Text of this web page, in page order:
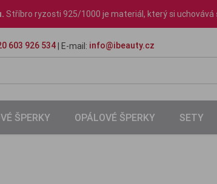
Stříbro ryzosti 925/1000 je materiál, který si
603 926 534| E-mail: info@ibeauty.cz
ŠPERKY OPÁLOVÉ ŠPERKY SETY